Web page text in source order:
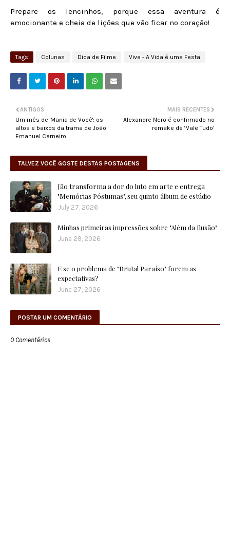
Prepare os lencinhos, porque essa aventura é
emocionante e cheia de lições que vão ficar no coração!
Tags Colunas Dica de Filme Viva - A Vida é uma Festa
MAIS RECENTES
Alexandre Nero é confirmado no
remake de ‘Vale Tudo’
ANTIGOS
Um mês de 'Mania de Você': os
altos e baixos da trama de João
Emanuel Carneiro
TALVEZ VOCÊ GOSTE DESTAS POSTAGENS
Jão transforma a dor do luto em arte e entrega
"Memórias Póstumas", seu quinto álbum de estúdio
July 27, 2026
Minhas primeiras impressões sobre "Além da Ilusão"
June 29, 2026
E se o problema de "Brutal Paraíso" forem as
expectativas?
June 27, 2026
POSTAR UM COMENTÁRIO
0 Comentários